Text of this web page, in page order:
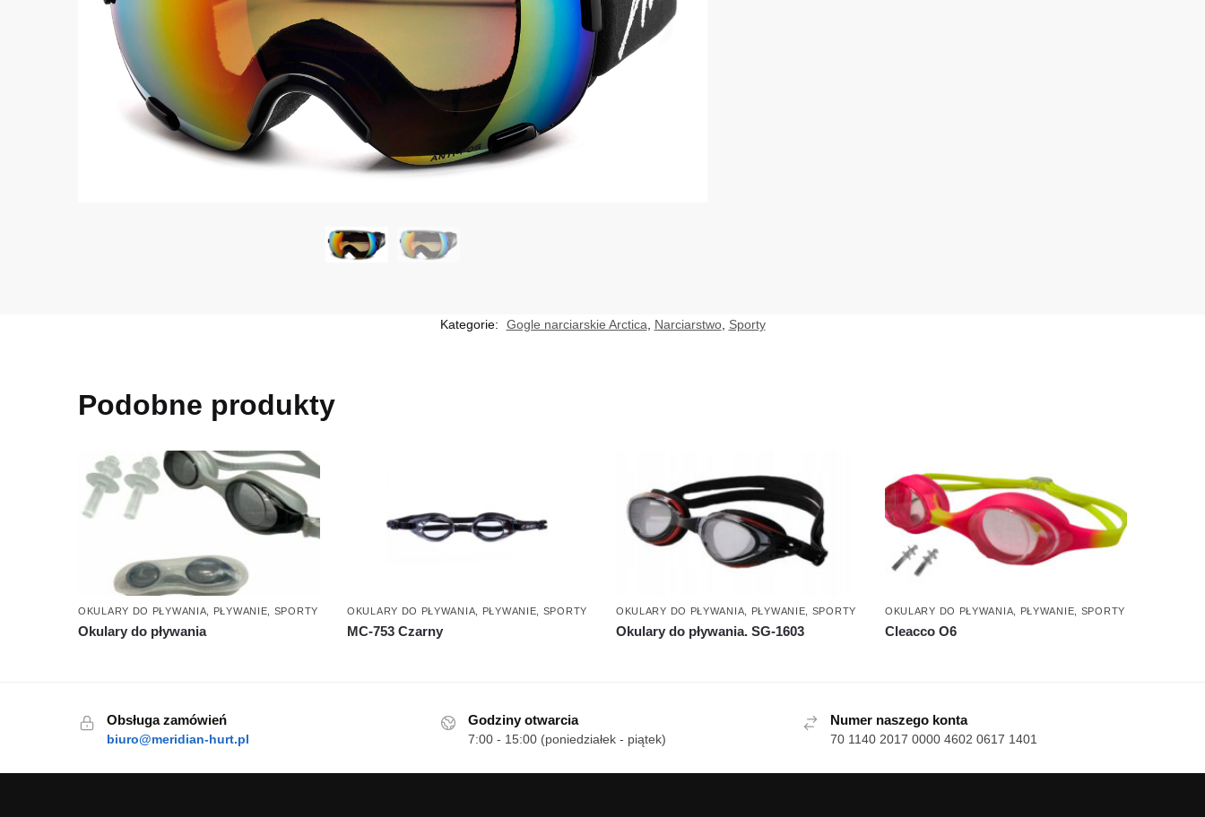
Kategorie: Gogle narciarskie Arctica Narciarstwo, Sporty
Podobne produkty
OKULARY DO PŁYWANIA PŁYWANIE SPORTY
Okulary do pływania
OKULARY DO PŁYWANIA PŁYWANIE SPORTY
MC-753 Czarny
OKULARY DO PŁYWANIA PŁYWANIE SPORTY
Okulary do pływania. SG-1603
OKULARY DO PŁYWANIA PŁYWANIE SPORTY
Cleacco O6
Obsługa zamówień
biuro@meridian-hurt.pl
Godziny otwarcia
7:00 - 15:00 (poniedziałek - piątek)
Numer naszego konta
70 1140 2017 0000 4602 0617 1401